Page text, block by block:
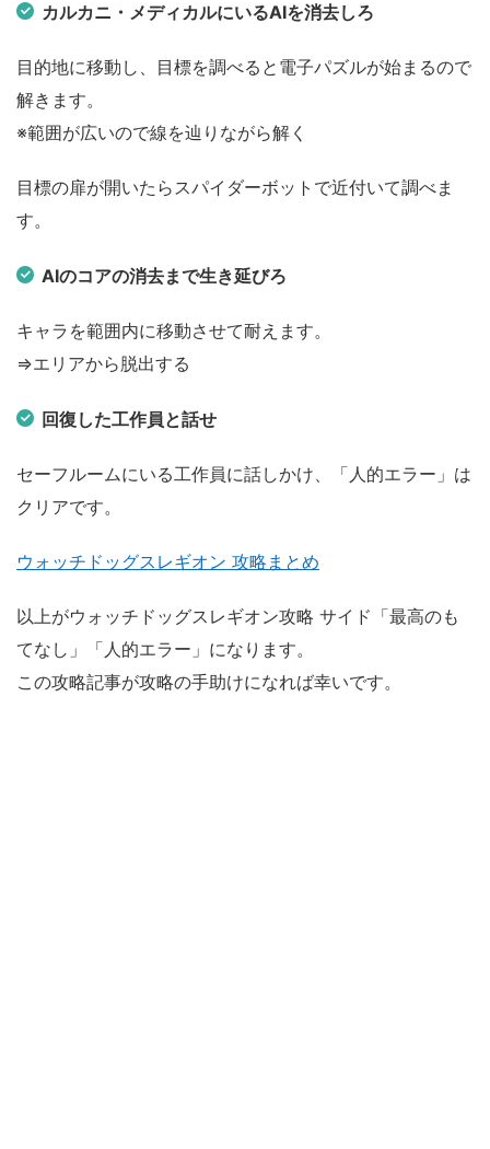
カルカニ・メディカルにいるAIを消去しろ
目的地に移動し、目標を調べると電子パズルが始まるので
解きます。
※範囲が広いので線を辿りながら解く
目標の扉が開いたらスパイダーボットで近付いて調べま
す。
AIのコアの消去まで生き延びろ
キャラを範囲内に移動させて耐えます。
⇒エリアから脱出する
回復した工作員と話せ
セーフルームにいる工作員に話しかけ、「人的エラー」は
クリアです。
ウォッチドッグスレギオン 攻略まとめ
以上がウォッチドッグスレギオン攻略 サイド「最高のも
てなし」「人的エラー」になります。
この攻略記事が攻略の手助けになれば幸いです。